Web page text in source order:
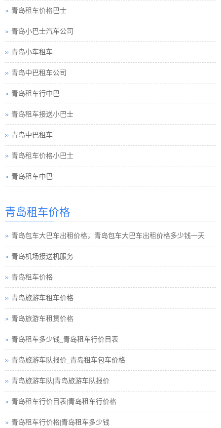
青岛租车价格巴士
青岛小巴士汽车公司
青岛小车租车
青岛中巴租车公司
青岛租车行中巴
青岛租车接送小巴士
青岛中巴租车
青岛租车价格小巴士
青岛租车中巴
青岛包车旅游
青岛租车须知小车
青岛巴士租车公司
青岛小车租车公司
青岛旅游包车小车
青岛旅游小车车队
青岛旅游小车小车
青岛租车接送小车
青岛汽车租赁中巴
青岛租车行小车
青岛小车租赁公司
青岛租车价格
青岛包车大巴车出租价格，青岛包车大巴车出租价格多少钱一天
青岛机场接送机服务
青岛租车价格
青岛旅游车租车价格
青岛旅游车租赁价格
青岛租车多少钱_青岛租车行价目表
青岛旅游车队报价_青岛租车包车价格
青岛旅游车队|青岛旅游车队报价
青岛租车行价目表|青岛租车行价格
青岛租车行价格|青岛租车多少钱